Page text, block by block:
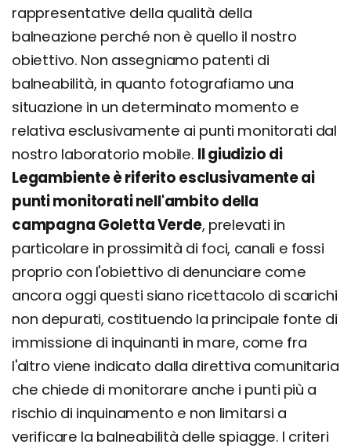
rappresentative della qualità della
balneazione perché non è quello il nostro
obiettivo. Non assegniamo patenti di
balneabilità, in quanto fotografiamo una
situazione in un determinato momento e
relativa esclusivamente ai punti monitorati dal
nostro laboratorio mobile. Il giudizio di
Legambiente è riferito esclusivamente ai
punti monitorati nell'ambito della
campagna Goletta Verde, prelevati in
particolare in prossimità di foci, canali e fossi
proprio con l'obiettivo di denunciare come
ancora oggi questi siano ricettacolo di scarichi
non depurati, costituendo la principale fonte di
immissione di inquinanti in mare, come fra
l'altro viene indicato dalla direttiva comunitaria
che chiede di monitorare anche i punti più a
rischio di inquinamento e non limitarsi a
verificare la balneabilità delle spiagge. I criteri